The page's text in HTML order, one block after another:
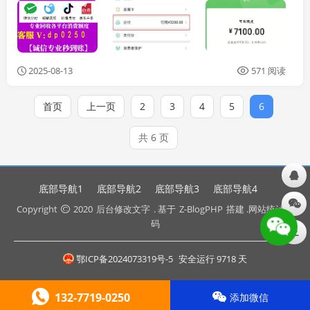
2025-08-13 571 阅读
首页 上一页 2 3 4 5 6
共 6 页
底部导航1 底部导航2 底部导航3 底部导航4
Copyright 2020 后台修改文字 . 基于 Z-BlogPHP 搭建 .网站统计代
码
鄂ICP备2024073319号-5 安全运行9718 天
132-7719-0250 添加微信